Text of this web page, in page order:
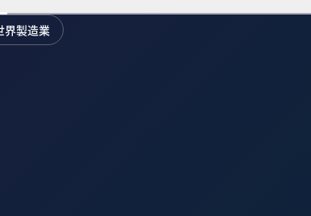
界製造業